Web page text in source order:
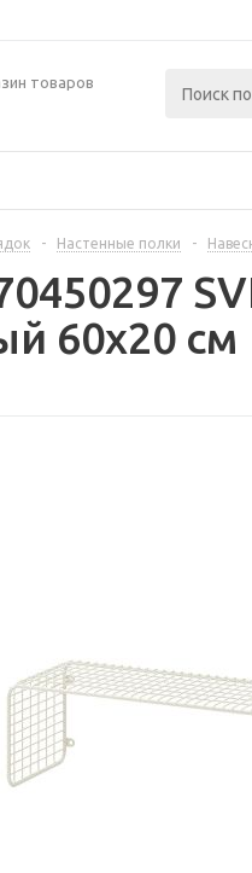
товаров
- Настенные полки -
60x20 см